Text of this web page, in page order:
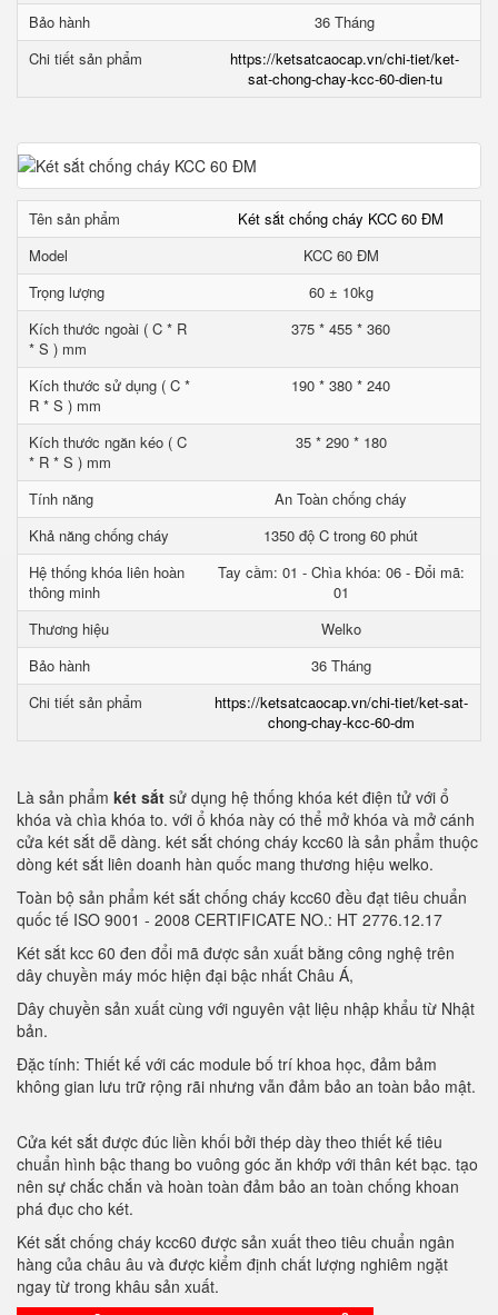
Bảo hành
36 Tháng
Chi tiết sản phẩm
https://ketsatcaocap.vn/chi-tiet/ket-
sat-chong-chay-kcc-60-dien-tu
Tên sản phẩm
Két sắt chống cháy KCC 60 ĐM
Model
KCC 60 ĐM
Trọng lượng
60 ± 10kg
Kích thước ngoài ( C * R
* S ) mm
375 * 455 * 360
Kích thước sử dụng ( C *
R * S ) mm
190 * 380 * 240
Kích thước ngăn kéo ( C
* R * S ) mm
35 * 290 * 180
Tính năng
An Toàn chống cháy
Khả năng chống cháy
1350 độ C trong 60 phút
Hệ thống khóa liên hoàn
thông minh
Tay cầm: 01 - Chìa khóa: 06 - Đổi mã:
01
Thương hiệu
Welko
Bảo hành
36 Tháng
Chi tiết sản phẩm
https://ketsatcaocap.vn/chi-tiet/ket-sat-
chong-chay-kcc-60-dm
Là sản phẩm két sắt sử dụng hệ thống khóa két điện tử với ổ
khóa và chìa khóa to. với ổ khóa này có thể mở khóa và mở cánh
cửa két sắt dễ dàng. két sắt chóng cháy kcc60 là sản phẩm thuộc
dòng két sắt liên doanh hàn quốc mang thương hiệu welko.
Toàn bộ sản phẩm két sắt chống cháy kcc60 đều đạt tiêu chuẩn
quốc tế ISO 9001 - 2008 CERTIFICATE NO.: HT 2776.12.17
Két sắt kcc 60 đen đổi mã được sản xuất bằng công nghệ trên
dây chuyền máy móc hiện đại bậc nhất Châu Á,
Dây chuyền sản xuất cùng với nguyên vật liệu nhập khẩu từ Nhật
bản.
Đặc tính: Thiết kế với các module bố trí khoa học, đảm bảm
không gian lưu trữ rộng rãi nhưng vẫn đảm bảo an toàn bảo mật.
Cửa két sắt được đúc liền khối bởi thép dày theo thiết kế tiêu
chuẩn hình bậc thang bo vuông góc ăn khớp với thân két bạc. tạo
nên sự chắc chắn và hoàn toàn đảm bảo an toàn chống khoan
phá đục cho két.
Két sắt chống cháy kcc60 được sản xuất theo tiêu chuẩn ngân
hàng của châu âu và được kiểm định chất lượng nghiêm ngặt
ngay từ trong khâu sản xuất.